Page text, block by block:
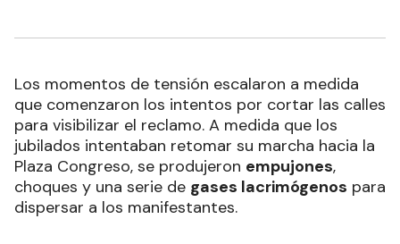
Los momentos de tensión escalaron a medida
que comenzaron los intentos por cortar las calles
para visibilizar el reclamo. A medida que los
jubilados intentaban retomar su marcha hacia la
Plaza Congreso, se produjeron empujones,
choques y una serie de gases lacrimógenos para
dispersar a los manifestantes.